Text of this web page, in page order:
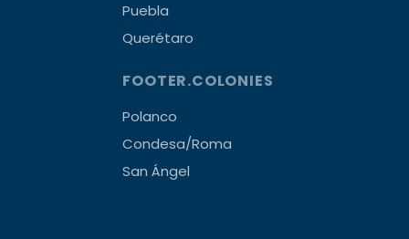
Puebla
Querétaro
FOOTER.COLONIES
Polanco
Condesa/Roma
San Ángel